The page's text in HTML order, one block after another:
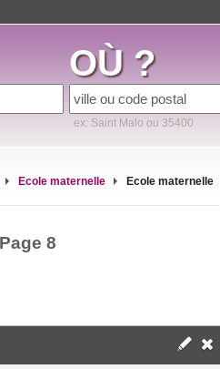
OÙ ?
ex: Saint Malo ou 35400
Ecole maternelle
Ecole maternelle
8